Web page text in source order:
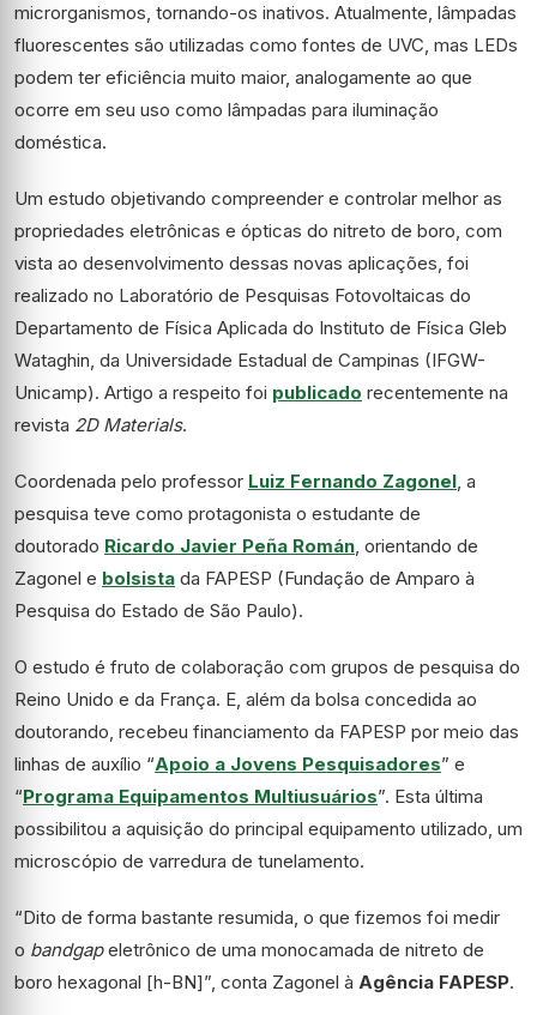
microrganismos, tornando-os inativos. Atualmente, lâmpadas
fluorescentes são utilizadas como fontes de UVC, mas LEDs
podem ter eficiência muito maior, analogamente ao que
ocorre em seu uso como lâmpadas para iluminação
doméstica.
Um estudo objetivando compreender e controlar melhor as
propriedades eletrônicas e ópticas do nitreto de boro, com
vista ao desenvolvimento dessas novas aplicações, foi
realizado no Laboratório de Pesquisas Fotovoltaicas do
Departamento de Física Aplicada do Instituto de Física Gleb
Wataghin, da Universidade Estadual de Campinas (IFGW-
Unicamp). Artigo a respeito foi publicado recentemente na
revista 2D Materials.
Coordenada pelo professor Luiz Fernando Zagonel, a
pesquisa teve como protagonista o estudante de
doutorado Ricardo Javier Peña Román, orientando de
Zagonel e bolsista da FAPESP (Fundação de Amparo à
Pesquisa do Estado de São Paulo).
O estudo é fruto de colaboração com grupos de pesquisa do
Reino Unido e da França. E, além da bolsa concedida ao
doutorando, recebeu financiamento da FAPESP por meio das
linhas de auxílio “Apoio a Jovens Pesquisadores” e
“Programa Equipamentos Multiusuários”. Esta última
possibilitou a aquisição do principal equipamento utilizado, um
microscópio de varredura de tunelamento.
“Dito de forma bastante resumida, o que fizemos foi medir
o bandgapeletrônico de uma monocamada de nitreto de
boro hexagonal [h-BN]”, conta Zagonel à Agência FAPESP.